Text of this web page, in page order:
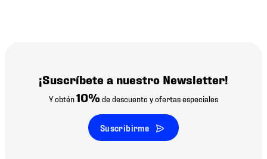
¡Suscríbete a nuestro Newsletter!
Y obtén10% de descuento y ofertas especiales
Suscribirme